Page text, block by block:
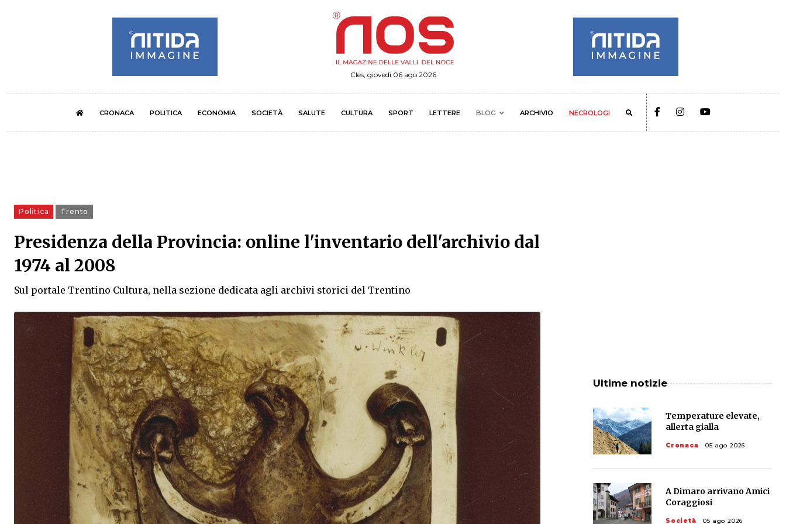
Cles, giovedì 06 ago 2026
CRONACA POLITICA ECONOMIA SOCIETÀ SALUTE CULTURA SPORT LETTERE BLOG ARCHIVIO NECROLOGI
Politica Trento
Presidenza della Provincia: online l'inventario dell'archivio dal
1974 al 2008
Sul portale Trentino Cultura, nella sezione dedicata agli archivi storici del Trentino
Ultime notizie
Temperature elevate,
allerta gialla
Cronaca 05 ago 2026
A Dimaro arrivano Amici
Coraggiosi
Società 05 ago 2026